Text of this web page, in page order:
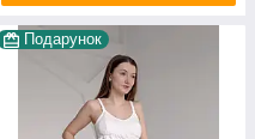
Подарунок